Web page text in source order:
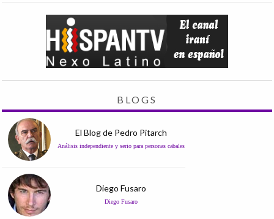
BLOGS
El Blog de Pedro Pitarch
Análisis independiente y serio para personas cabales
Diego Fusaro
Diego Fusaro